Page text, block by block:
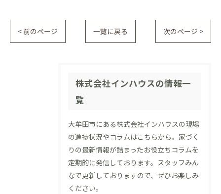
< 前のページ 一覧に戻る 次のページ >
株式会社インハウスの情報一
覧
大牟田市にある株式会社インハウスの現場
の進捗状況やコラムはこちらから。家づく
りの最新情報が詰まったお役立ちコラムを
定期的に発信しております。スタッフみん
なで更新しておりますので、ぜひお楽しみ
ください。